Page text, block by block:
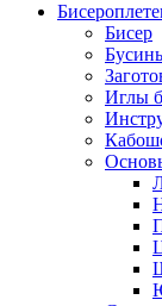
Бисер
Иглы